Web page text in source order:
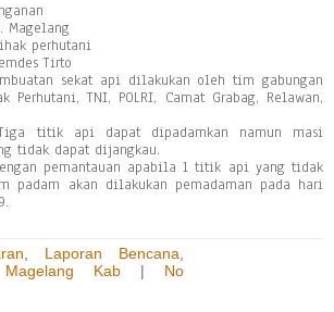
Magelang
perhutani
Tirto
sekat api dilakukan oleh tim gabungan
TNI, POLRI, Camat Grabag, Relawan,
titik api dapat dipadamkan namun masi
tidak dapat dijangkau.
pemantauan apabila 1 titik api yang tidak
padam akan dilakukan pemadaman pada hari
Laporan Bencana
Magelang Kab | No